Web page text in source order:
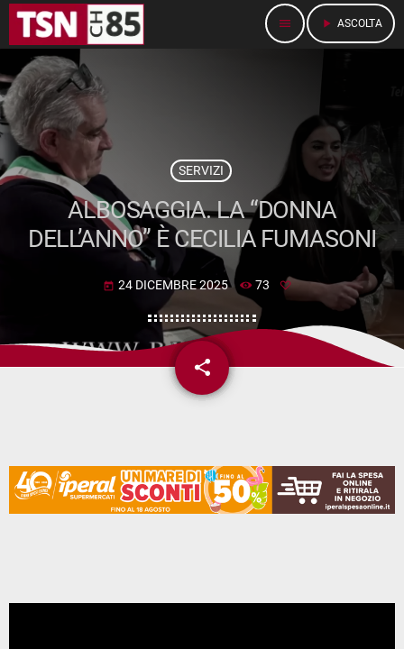
menu play_arrow ASCOLTA
SERVIZI
ALBOSAGGIA. LA “DONNA
DELL’ANNO” È CECILIA FUMASONI
today 24 DICEMBRE 2025 73
share
email